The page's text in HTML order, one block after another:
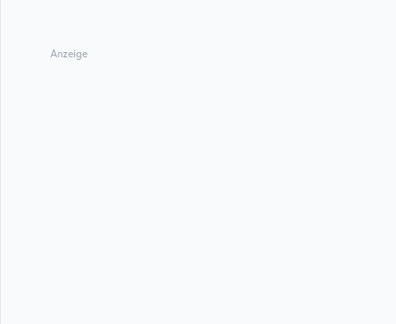
Anzeige